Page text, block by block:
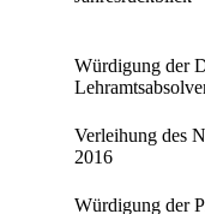
Würdigung der
Verleihung des
2016
Würdigung der